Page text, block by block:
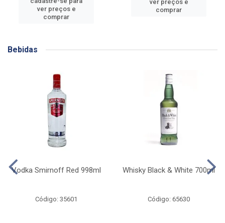
ver preços e
comprar
ver preços e
comprar
Bebidas
Vodka Smirnoff Red 998ml
Código: 35601
Whisky Black & White 700ml
Código: 65630